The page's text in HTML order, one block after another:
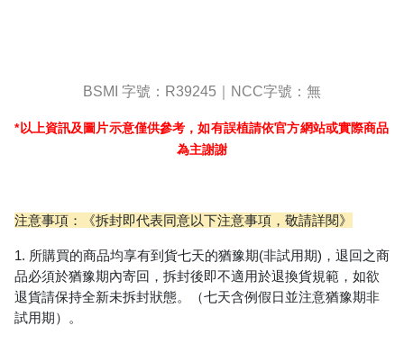
BSMI 字號：R39245｜ NCC字號：無
*以上資訊及圖片示意僅供參考，如有誤植請依官方網站或實際商品
為主謝謝
注意事項：《拆封即代表同意以下注意事項，敬請詳閱》
1. 所購買的商品均享有到貨七天的猶豫期(非試用期) ，退回之商
品必須於猶豫期內寄回，拆封後即不適用於退換貨規範，如欲
退貨請保持全新未拆封狀態。（七天含例假日並注意猶豫期非
試用期）。